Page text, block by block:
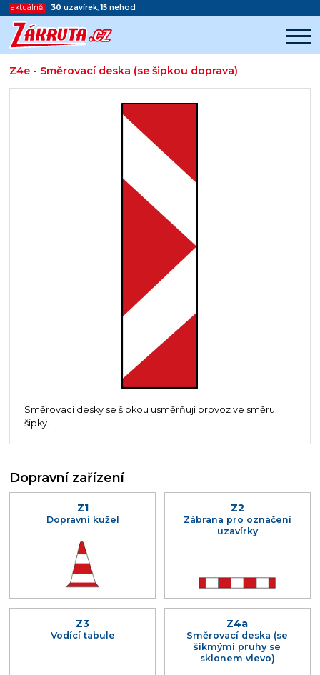
aktuálně: 30 uzavírek,15 nehod
Z4e - Směrovací deska (se šipkou doprava)
Začátek reklamy
Konec reklamy
Směrovací desky se šipkou usměrňují provoz ve směru
šipky.
Dopravní zařízení
Z1
Dopravní kužel
Z2
Zábrana pro označení
uzavírky
Z3
Vodící tabule
Z4a
Směrovací deska (se
šikmými pruhy se
sklonem vlevo)